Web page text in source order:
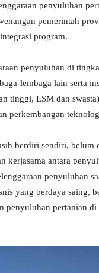
penyuluhan
pemerintah
program.
penyuluhan di
lembaga lain serta
tinggi, LSM dan
perkembangan
berdiri sendiri, belum
antara
penyuluhan
yang berdaya saing,
penyuluhan pertanian